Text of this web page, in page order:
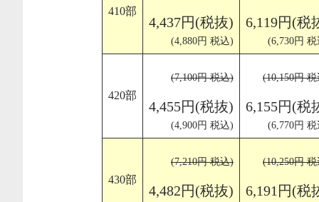
410部
4,437円(税抜)
(4,880円 税込)
6,119円(税
(6,730円
420部
(7,100円 税込)
4,455円(税抜)
(4,900円 税込)
(10,150円
6,155円(税
(6,770円
430部
(7,210円 税込)
4,482円(税抜)
(10,250円
6,191円(税